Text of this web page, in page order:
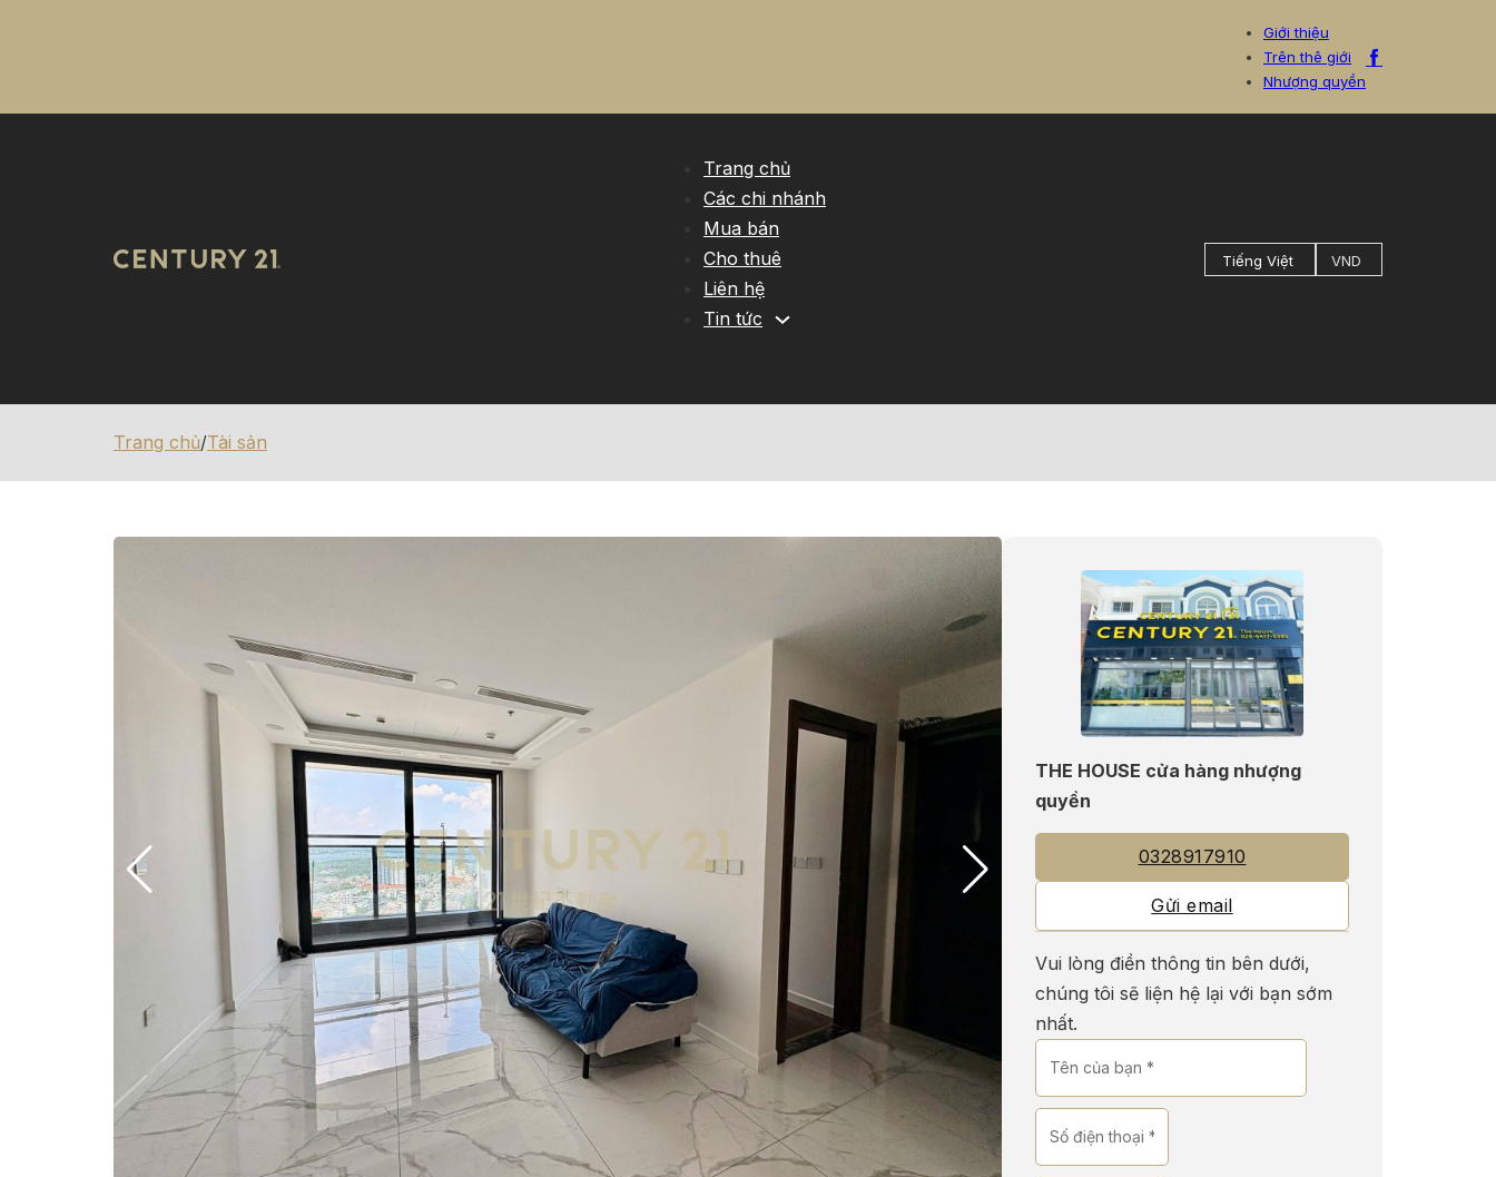
Giới thiệu
Trên thê giới
Nhượng quyền
Trang chủ
Các chi nhánh
Mua bán
Cho thuê
Liên hệ
Tin tức
Trang chủ/Tài sản
THE HOUSE cửa hàng nhượng
quyền
0328917910
Gửi email
Vui lòng điền thông tin bên dưới,
chúng tôi sẽ liện hệ lại với bạn sớm
nhất.